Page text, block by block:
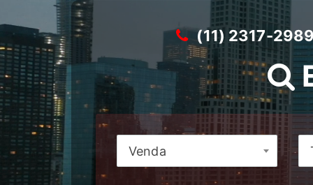
(11) 2317-
Venda